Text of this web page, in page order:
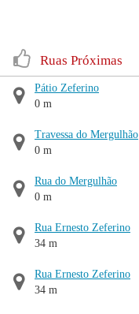
Ruas Próximas
Pátio Zeferino
0 m
Travessa do Mergulhão
0 m
Rua do Mergulhão
0 m
Rua Ernesto Zeferino
34 m
Rua Ernesto Zeferino
34 m